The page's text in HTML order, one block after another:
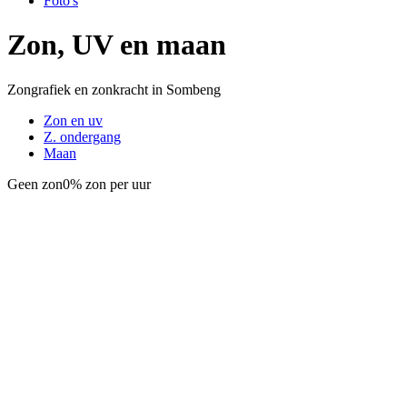
Zon, UV en maan
Zongrafiek en zonkracht in Sombeng
Zon en uv
Z. ondergang
Maan
Geen zon0% zon per uur